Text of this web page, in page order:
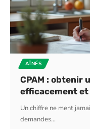
AÎNÉS
CPAM : obtenir
efficacement
Un chiffre ne ment
demandes…